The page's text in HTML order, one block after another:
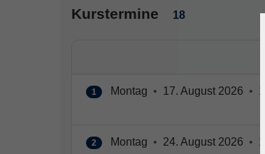
Kurstermine 18
1 Montag • 17. August 2026 •
2 Montag • 24. August 2026 •